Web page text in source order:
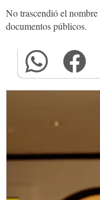
No trascendió el
documentos públicos.